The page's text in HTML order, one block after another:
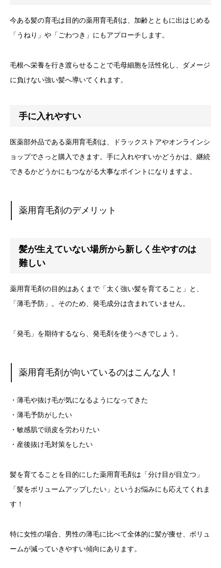
今ある髪の育毛は目的の薬用育毛剤は、加齢とともに出はじめる
「うねり」や「ごわつき」にもアプローチします。
毛根へ栄養を行き渡らせることで毛母細胞を活性化し、ダメージ
に負けない強い髪へ導いてくれます。
手に入れやすい
医薬部外品である薬用育毛剤は、ドラックストアやオンラインシ
ョップでさっと購入できます。手に入れやすいかどうかは、継続
できるかどうかにもつながる大事なポイントになりますよ。
薬用育毛剤のデメリット
髪が生えていない場所から新しく生やすのは
難しい
薬用育毛剤の目的はあくまで「太く強い髪を育てること」と、
「薄毛予防」。そのため、発毛成分は含まれていません。
「発毛」を期待するなら、発毛剤を使うべきでしょう。
薬用育毛剤が向いているのはこんな人！
・薄毛や抜け毛が気になるようになってきた
・薄毛予防がしたい
・敏感肌で頭皮を労わりたい
・産後抜け毛対策をしたい
髪を育てることを目的にした薬用育毛剤は「分け目が目立つ」
「髪をボリュームアップしたい」というお悩みにも応えてくれま
す！
特に女性の場合、男性の薄毛に比べて全体的に髪が痩せ、ボリュ
ームが減っていきやすい傾向にあります。